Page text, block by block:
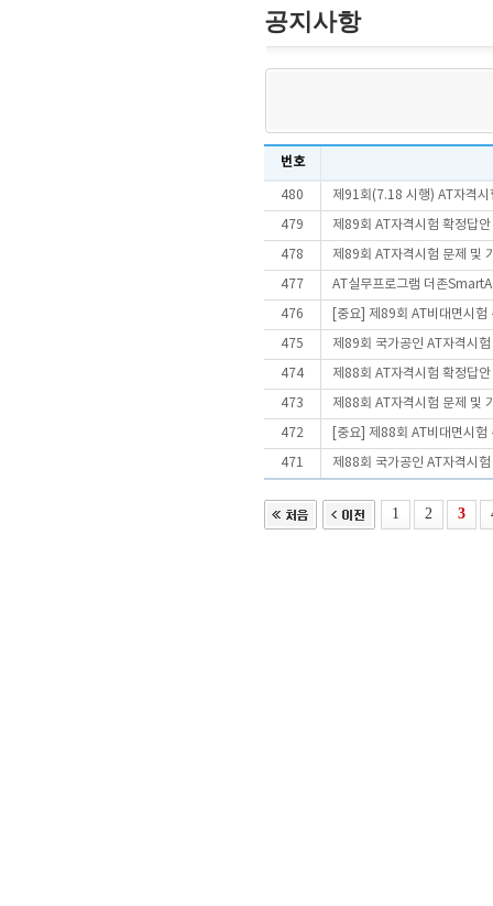
공지사항
번호
480 제91회(7.18 시행) AT자격
479 제89회 AT자격시험 확정답
478 제89회 AT자격시험 문제 및
477 AT실무프로그램 더존
476 [중요] 제89회 AT비대면시험
475 제89회 국가공인 AT자격시
474 제88회 AT자격시험 확정답
473 제88회 AT자격시험 문제 및
472 [중요] 제88회 AT비대면시험
471 제88회 국가공인 AT자격시
1 2 3